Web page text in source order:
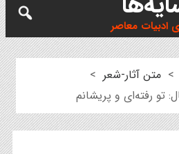
ادبیات معاصر
> متن آثار-شعر >
تو رفته‌ای و پریشانم